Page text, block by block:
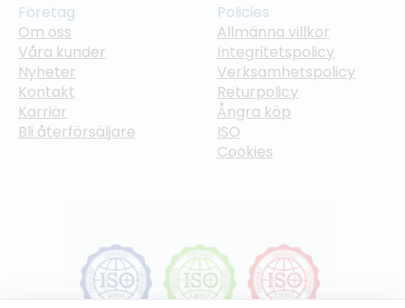
Företag
Om oss
Våra kunder
Nyheter
Kontakt
Karriär
Bli återförsäljare
Policies
Allmänna villkor
Integritetspolicy
Verksamhetspolicy
Returpolicy
Ångra köp
ISO
Cookies